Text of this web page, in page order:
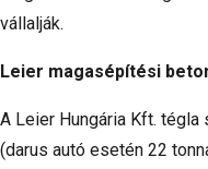
vállalják.
Leier magasépítési
A Leier Hungária Kft.
(darus autó esetén 22